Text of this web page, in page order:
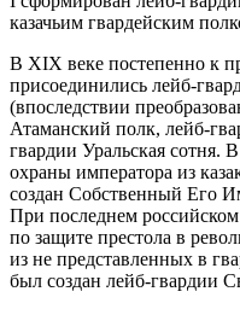
казачьим гвардейским
В XIX веке постепенно к
присоединились лейб-
(впоследствии
Атаманский полк, лейб-
гвардии Уральская сотня.
охраны императора из
создан Собственный Его
При последнем российском
по защите престола в
из не представленных в
был создан лейб-гвардии